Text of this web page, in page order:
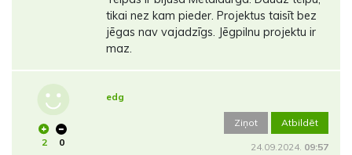
tikai nez kam pieder. Projektus taisīt bez
jēgas nav vajadzīgs. Jēgpilnu projektu ir
maz.
2 0
edg
Ziņot Atbildēt
24.09.2024. 09:57